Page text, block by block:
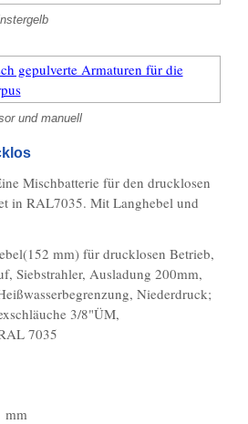
mit ATM-
HoReCa
und manuell
Mischbatterie für den drucklosen
in RAL7035. Mit Langhebel und
mm) für drucklosen Betrieb,
Siebstrahler, Ausladung 200mm,
Niederdruck;
3/8"ÜM,
7035
mm